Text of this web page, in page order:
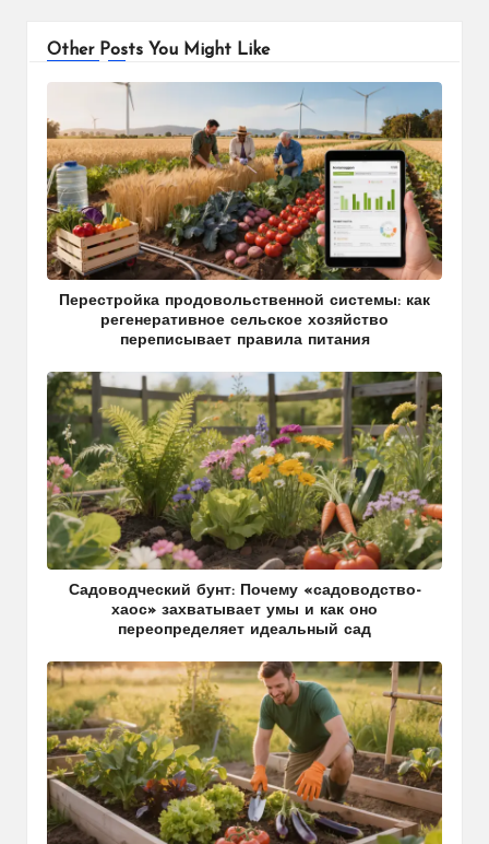
Other Posts You Might Like
Перестройка продовольственной системы: как
регенеративное сельское хозяйство
переписывает правила питания
Садоводческий бунт: Почему «садоводство-
хаос» захватывает умы и как оно
переопределяет идеальный сад